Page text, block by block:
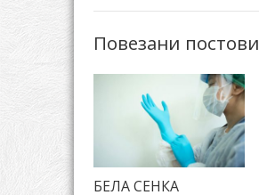
Повезани постови
БЕЛА СЕНКА